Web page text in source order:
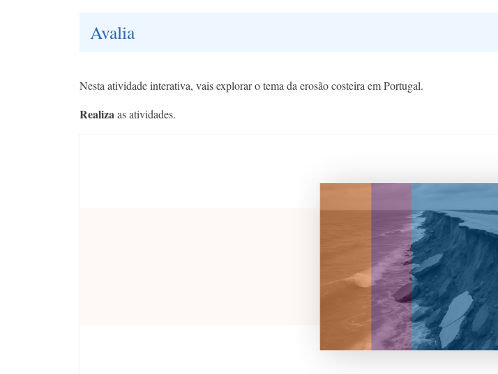
Avalia
Nesta atividade interativa, vais explorar o tema da erosão costeira em Portugal.
Realizaas atividades.